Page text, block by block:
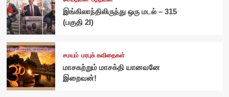
இங்கிலாந்திலிருந்து ஒரு மடல் – 315
(பகுதி 2I)
சமயம் மரபுக் கவிதைகள்
மாசகற்றும் மாசக்தி யானவனே
இறைவன்!